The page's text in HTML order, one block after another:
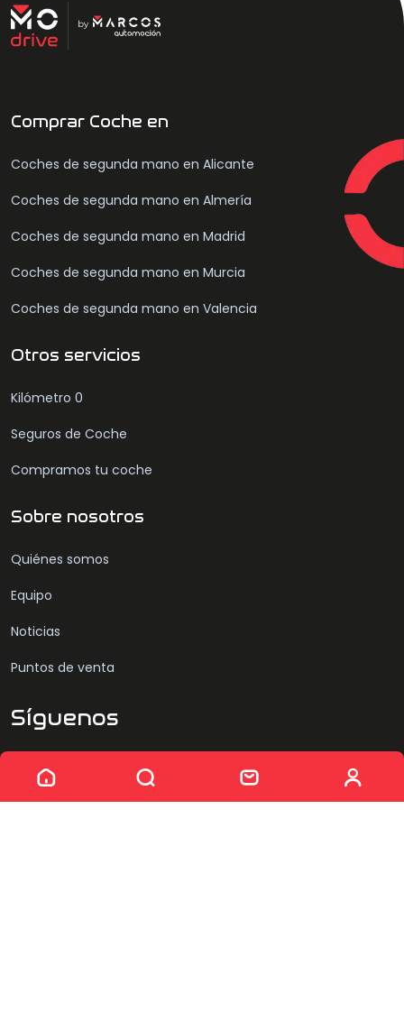
Comprar Coche en
Coches de segunda mano en Alicante
Coches de segunda mano en Almería
Coches de segunda mano en Madrid
Coches de segunda mano en Murcia
Coches de segunda mano en Valencia
Otros servicios
Kilómetro 0
Seguros de Coche
Compramos tu coche
Sobre nosotros
Quiénes somos
Equipo
Noticias
Puntos de venta
Síguenos